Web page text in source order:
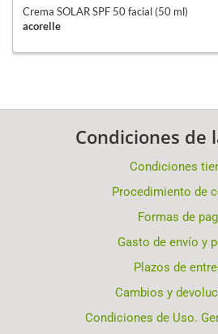
Crema SOLAR SPF 50 facial (50 ml)
acorelle
Condiciones de
Condiciones
Procedimiento de
Formas de
Gasto de envío y
Plazos de
Cambios y
Condiciones de Uso.